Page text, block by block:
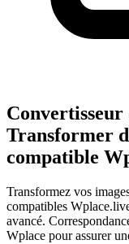
Convertisseur
Transformer
compatible
Transformez vos
compatibles
avancé.
Wplace pour assurer